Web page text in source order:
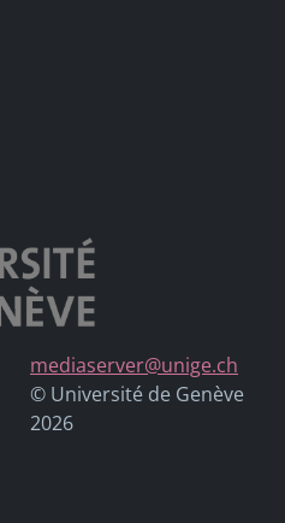
mediaserver@unige.ch
© Université de Genève
2026